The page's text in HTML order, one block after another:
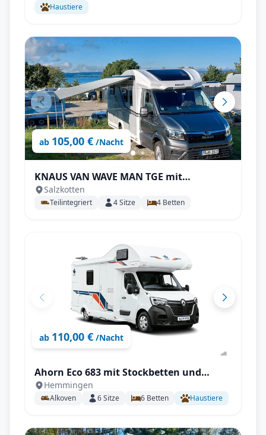
Haustiere
ab 105,00 € /Nacht
KNAUS VAN WAVE MAN TGE mit
Salzkotten
Teilintegriert 4Sitze 4 Betten
ab 110,00 € /Nacht
Ahorn Eco 683 mit Stockbetten und
Doppelbett für 6 Personen
Hemmingen
Alkoven 6Sitze 6 Betten Haustiere